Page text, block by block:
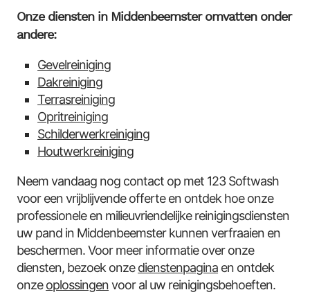
Onze diensten in Middenbeemster omvatten onder
andere:
Gevelreiniging
Dakreiniging
Terrasreiniging
Opritreiniging
Schilderwerkreiniging
Houtwerkreiniging
Neem vandaag nog contact op met 123 Softwash
voor een vrijblijvende offerte en ontdek hoe onze
professionele en milieuvriendelijke reinigingsdiensten
uw pand in Middenbeemster kunnen verfraaien en
beschermen. Voor meer informatie over onze
diensten, bezoek onzedienstenpagina en ontdek
onzeoplossingenvoor al uw reinigingsbehoeften.